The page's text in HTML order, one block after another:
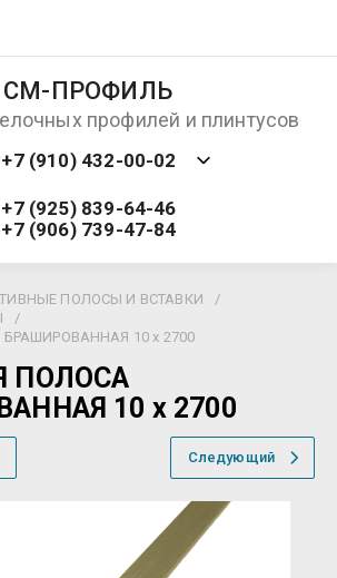
СМ-ПРОФИЛЬ
профилей и плинтусов
+7 (910) 432-00-02
+7 (925) 839-64-46
+7 (906) 739-47-84
ПОЛОСЫ И ВСТАВКИ
/
/
10 х 2700
ПОЛОСА
10 х 2700
Следующий